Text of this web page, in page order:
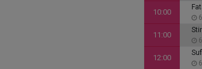
10:00
11:00
12:00